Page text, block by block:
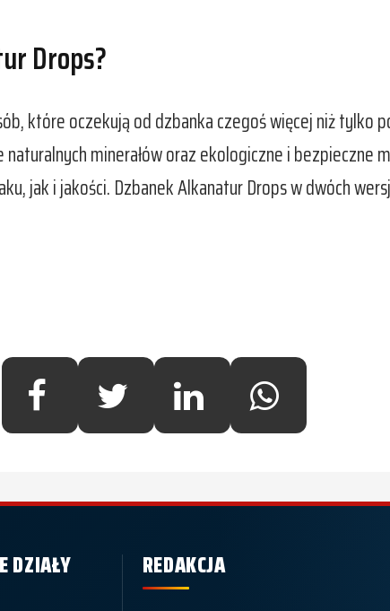
Drops?
które oczekują od dzbanka czegoś więcej niż tylko
minerałów oraz ekologiczne i bezpieczne
jak i jakości. Dzbanek Alkanatur Drops w dwóch
DZIAŁY REDAKCJA